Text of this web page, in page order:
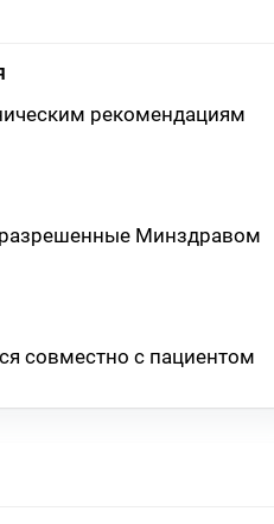
рекомендациям
Минздравом
совместно с пациентом